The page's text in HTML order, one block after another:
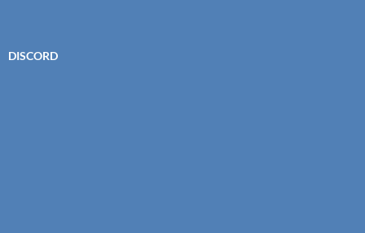
DISCORD